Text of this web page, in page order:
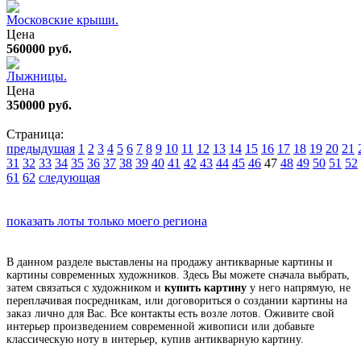
Московские крыши.
Цена
560000 руб.
Лыжницы.
Цена
350000 руб.
Страница:
предыдущая 1 2 3 4 5 6 7 8 9 10 11 12 13 14 15 16 17 18 19 20 21
31 32 33 34 35 36 37 38 39 40 41 42 43 44 45 46 47 48 49 50 51 52
61 62 следующая
показать лоты только моего региона
В данном разделе выставлены на продажу антикварные картины и
картины современных художников. Здесь Вы можете сначала выбрать,
затем связаться с художником и купить картину у него напрямую, не
переплачивая посредникам, или договориться о создании картины на
заказ лично для Вас. Все контакты есть возле лотов. Оживите свой
интерьер произведением современной живописи или добавьте
классическую ноту в интерьер, купив антикварную картину.